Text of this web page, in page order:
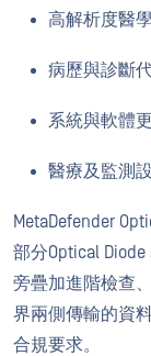
高解析度醫
病歷與診斷
系統與軟體
醫療及監測
MetaDefender
部分Optical
旁疊加進階檢查
界兩側傳輸的資
合規要求。